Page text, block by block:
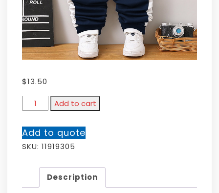
$13.50
Add to cart
Add to quote
SKU: 11919305
Description